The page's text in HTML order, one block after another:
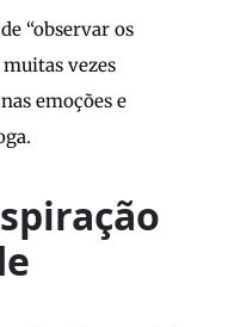
“observar os
vezes
emoções e